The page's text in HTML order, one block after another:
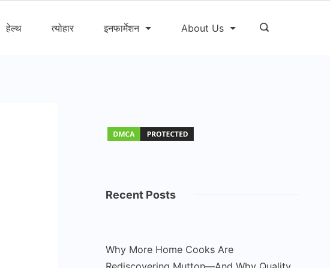
हेल्थ त्योहार इनफार्मेशन About Us
Recent Posts
Why More Home Cooks Are